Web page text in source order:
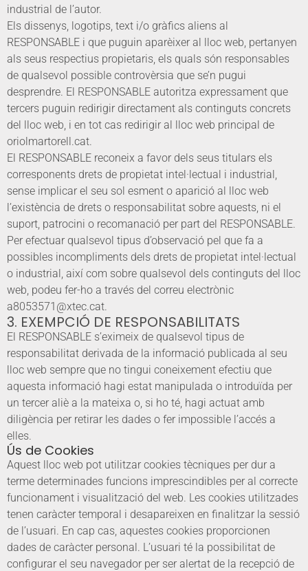
industrial de l’autor.
Els dissenys, logotips, text i/o gràfics aliens al
RESPONSABLE i que puguin aparèixer al lloc web, pertanyen
als seus respectius propietaris, els quals són responsables
de qualsevol possible controvèrsia que se’n pugui
desprendre. El RESPONSABLE autoritza expressament que
tercers puguin redirigir directament als continguts concrets
del lloc web, i en tot cas redirigir al lloc web principal de
oriolmartorell.cat.
El RESPONSABLE reconeix a favor dels seus titulars els
corresponents drets de propietat intel·lectual i industrial,
sense implicar el seu sol esment o aparició al lloc web
l’existència de drets o responsabilitat sobre aquests, ni el
suport, patrocini o recomanació per part del RESPONSABLE.
Per efectuar qualsevol tipus d’observació pel que fa a
possibles incompliments dels drets de propietat intel·lectual
o industrial, així com sobre qualsevol dels continguts del lloc
web, podeu fer-ho a través del correu electrònic
a8053571@xtec.cat.
3. EXEMPCIÓ DE RESPONSABILITATS
El RESPONSABLE s’eximeix de qualsevol tipus de
responsabilitat derivada de la informació publicada al seu
lloc web sempre que no tingui coneixement efectiu que
aquesta informació hagi estat manipulada o introduïda per
un tercer aliè a la mateixa o, si ho té, hagi actuat amb
diligència per retirar les dades o fer impossible l’accés a
elles.
Ús de Cookies
Aquest lloc web pot utilitzar cookies tècniques per dur a
terme determinades funcions imprescindibles per al correcte
funcionament i visualització del web. Les cookies utilitzades
tenen caràcter temporal i desapareixen en finalitzar la sessió
de l’usuari. En cap cas, aquestes cookies proporcionen
dades de caràcter personal. L’usuari té la possibilitat de
configurar el seu navegador per ser alertat de la recepció de